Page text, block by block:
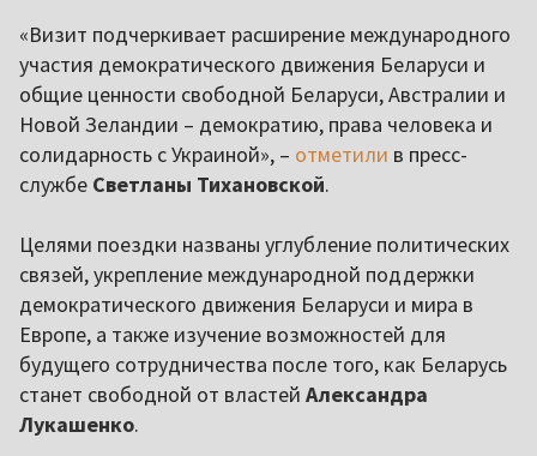
«Визит подчеркивает расширение международного
участия демократического движения Беларуси и
общие ценности свободной Беларуси, Австралии и
Новой Зеландии – демократию, права человека и
солидарность с Украиной», – отметили в пресс-
службе Светланы Тихановской.
Целями поездки названы углубление политических
связей, укрепление международной поддержки
демократического движения Беларуси и мира в
Европе, а также изучение возможностей для
будущего сотрудничества после того, как Беларусь
станет свободной от властей Александра
Лукашенко.